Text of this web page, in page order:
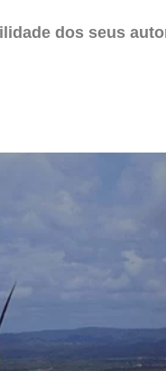
dos seus